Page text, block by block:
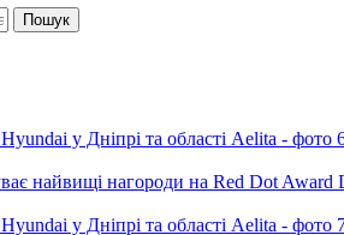
найвищі нагороди на Red Dot Award